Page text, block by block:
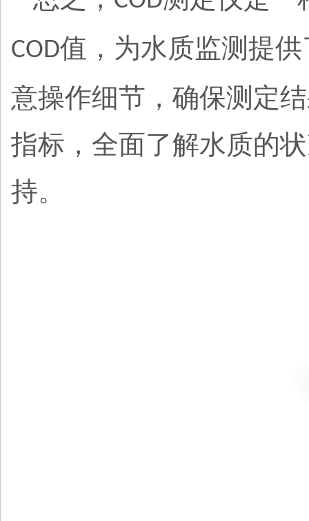
COD值，为水质监测提
意操作细节，确保测定
指标，全面了解水质的
持。